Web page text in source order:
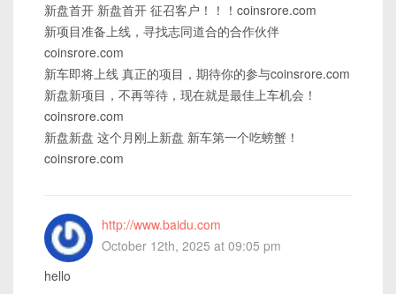
新盘首开 新盘首开 征召客户！！！coinsrore.com
新项目准备上线，寻找志同道合的合作伙伴
coinsrore.com
新车即将上线 真正的项目，期待你的参与coinsrore.com
新盘新项目，不再等待，现在就是最佳上车机会！
coinsrore.com
新盘新盘 这个月刚上新盘 新车第一个吃螃蟹！
coinsrore.com
http://www.baidu.com
October 12th, 2025 at 09:05 pm
hello